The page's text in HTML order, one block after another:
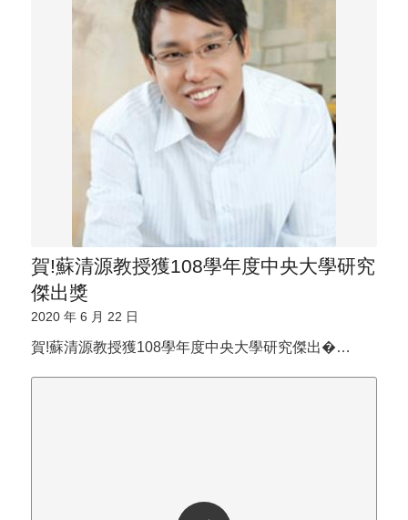
賀!蘇清源教授獲108學年度中央大學研究
傑出獎
2020 年 6 月 22 日
賀!蘇清源教授獲108學年度中央大學研究傑出�…